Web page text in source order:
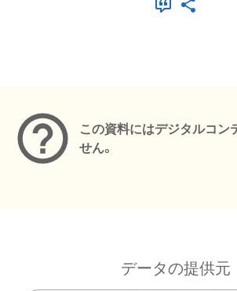
この資料にはデジタルコン
せん。
データの提供元